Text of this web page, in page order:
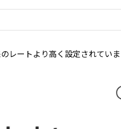
レートより高く設定されていま